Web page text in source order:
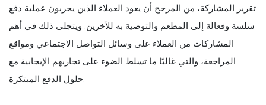
تقرير المشاركة، من المرجح أن يعود العملاء الذين يجربون عملية دفع
سلسة وفعالة إلى المطعم والتوصية به للآخرين. ويتجلى ذلك في أهم
المشاركات من العملاء على وسائل التواصل الاجتماعي ومواقع
المراجعة، والتي غالبًا ما تسلط الضوء على تجاربهم الإيجابية مع
حلول الدفع المبتكرة.